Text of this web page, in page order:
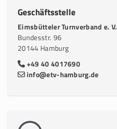
Geschäftsstelle
Eimsbütteler Turnverband e. V.
Bundesstr. 96
20144 Hamburg
+49 40 4017690
info@etv-hamburg.de